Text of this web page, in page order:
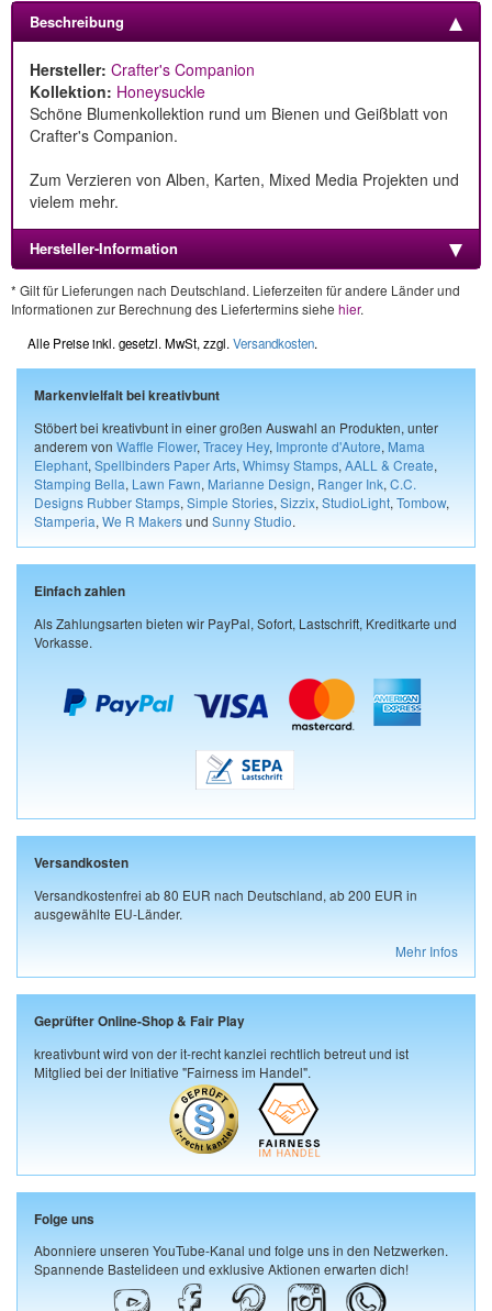
Beschreibung
Hersteller: Crafter's Companion
Kollektion: Honeysuckle
Schöne Blumenkollektion rund um Bienen und Geißblatt von
Crafter's Companion.
Zum Verzieren von Alben, Karten, Mixed Media Projekten und
vielem mehr.
Hersteller-Information
* Gilt für Lieferungen nach Deutschland. Lieferzeiten für andere Länder und
Informationen zur Berechnung des Liefertermins siehe hier.
Alle Preise inkl. gesetzl. MwSt, zzgl. Versandkosten.
Markenvielfalt bei kreativbunt
Stöbert bei kreativbunt in einer großen Auswahl an Produkten, unter
anderem von Waffle Flower, Tracey Hey, Impronte d'Autore, Mama
Elephant, Spellbinders Paper Arts, Whimsy Stamps, AALL & Create,
Stamping Bella, Lawn Fawn, Marianne Design, Ranger Ink, C.C.
Designs Rubber Stamps, Simple Stories, Sizzix, StudioLight, Tombow,
Stamperia, We R Makersund Sunny Studio.
Einfach zahlen
Als Zahlungsarten bieten wir PayPal, Sofort, Lastschrift, Kreditkarte und
Vorkasse.
Versandkosten
Versandkostenfrei ab 80 EUR nach Deutschland, ab 200 EUR in
ausgewählte EU-Länder.
Mehr Infos
Geprüfter Online-Shop & Fair Play
kreativbunt wird von der it-recht kanzlei rechtlich betreut und ist
Mitglied bei der Initiative "Fairness im Handel".
Folge uns
Abonniere unseren YouTube-Kanal und folge uns in den Netzwerken.
Spannende Bastelideen und exklusive Aktionen erwarten dich!